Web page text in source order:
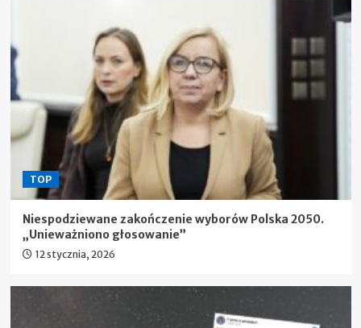
TOP
Niespodziewane zakończenie wyborów Polska 2050.
„Unieważniono głosowanie”
12 stycznia, 2026